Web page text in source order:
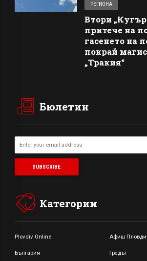
РЕГИОНА
Втори
притече на
гасенето на
покрай
„Тракия“
Бюлетин
Категории
Plovdiv Online Афиш
България Градът